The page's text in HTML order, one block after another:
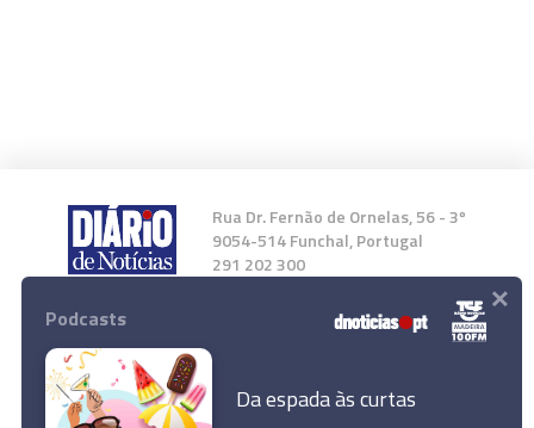
Rua Dr. Fernão de Ornelas, 56 - 3º
9054-514 Funchal, Portugal
291 202 300
Instale a nossa App
Podcasts
Da espada às curtas
×